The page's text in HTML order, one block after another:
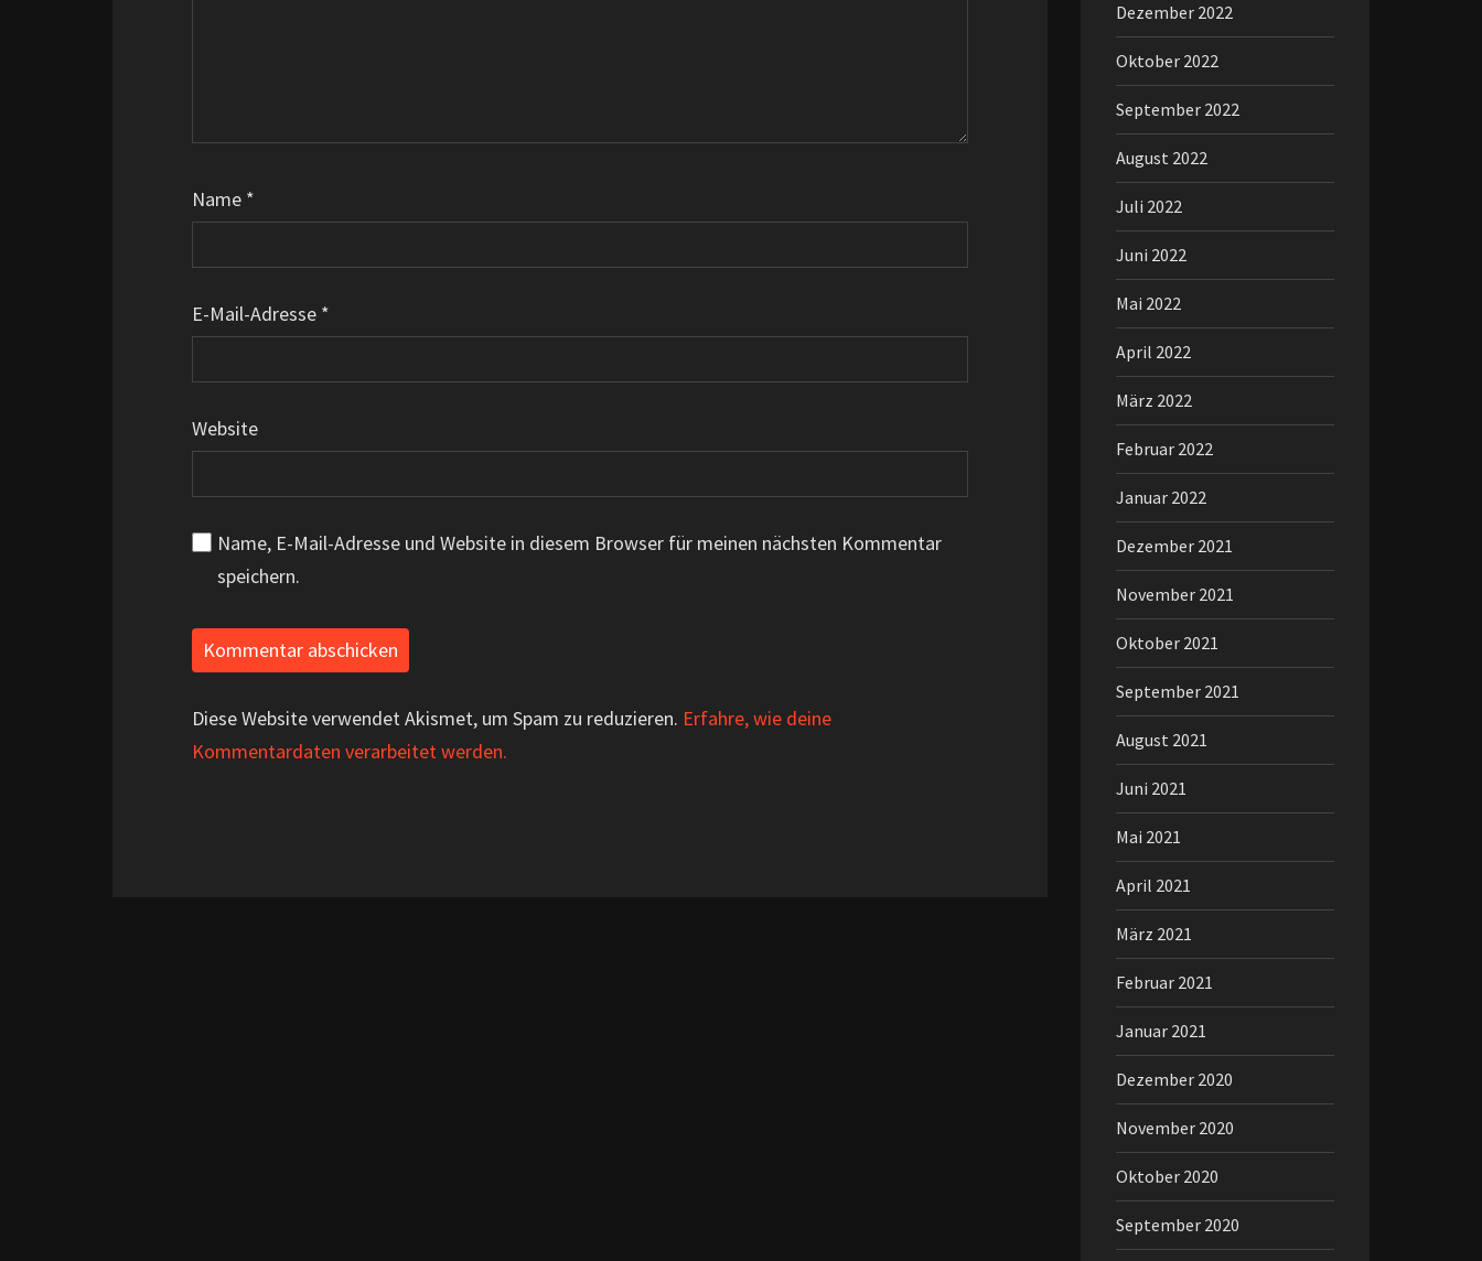
Name *
E-Mail-Adresse *
Website
Name, E-Mail-Adresse und Website in diesem Browser für meinen nächsten Kommentar
speichern.
Diese Website verwendet Akismet, um Spam zu reduzieren. Erfahre, wie deine
Kommentardaten verarbeitet werden.
Dezember 2022
Oktober 2022
September 2022
August 2022
Juli 2022
Juni 2022
Mai 2022
April 2022
März 2022
Februar 2022
Januar 2022
Dezember 2021
November 2021
Oktober 2021
September 2021
August 2021
Juni 2021
Mai 2021
April 2021
März 2021
Februar 2021
Januar 2021
Dezember 2020
November 2020
Oktober 2020
September 2020